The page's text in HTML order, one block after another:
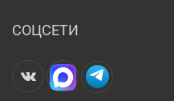
СОЦСЕТИ